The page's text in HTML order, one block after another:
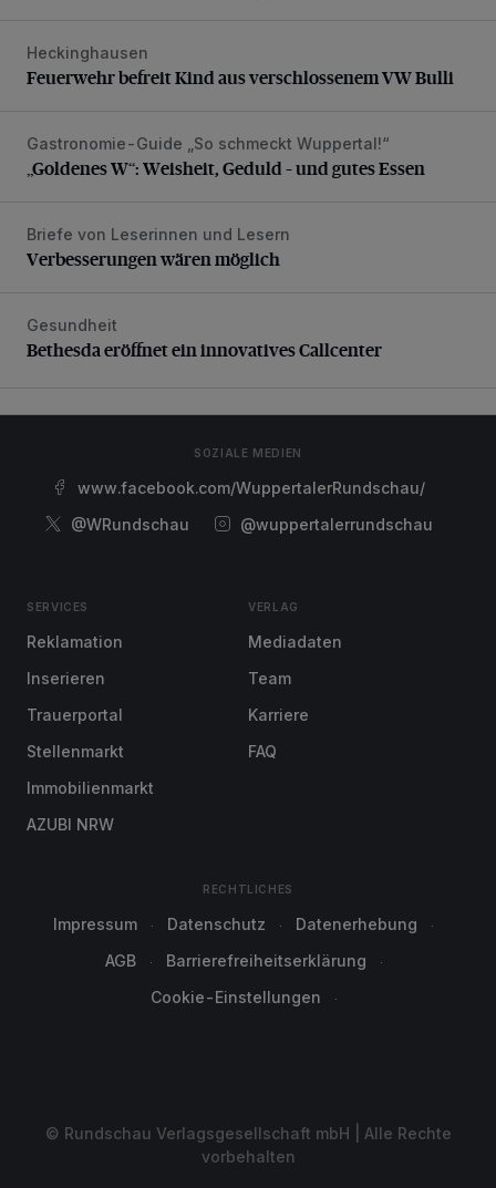
Feuerwehr befreit Kind aus verschlossenem VW Bulli
Heckinghausen
Feuerwehr befreit Kind aus verschlossenem VW Bulli
„Goldenes W“: Weisheit, Geduld – und gutes Essen
Gastronomie-Guide „So schmeckt Wuppertal!“
„Goldenes W“: Weisheit, Geduld – und gutes Essen
Verbesserungen wären möglich
Briefe von Leserinnen und Lesern
Verbesserungen wären möglich
Bethesda eröffnet ein innovatives Callcenter
Gesundheit
Bethesda eröffnet ein innovatives Callcenter
SOZIALE MEDIEN
www.facebook.com/WuppertalerRundschau/
@WRundschau
@wuppertalerrundschau
SERVICES
Reklamation
Inserieren
Trauerportal
Stellenmarkt
Immobilienmarkt
AZUBI NRW
VERLAG
Mediadaten
Team
Karriere
FAQ
RECHTLICHES
Impressum Datenschutz
Datenerhebung
AGB
Barrierefreiheitserklärung
Cookie-Einstellungen
© Rundschau Verlagsgesellschaft mbH | Alle Rechte
vorbehalten